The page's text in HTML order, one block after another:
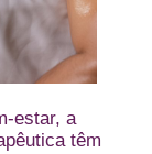
estar, a
têm